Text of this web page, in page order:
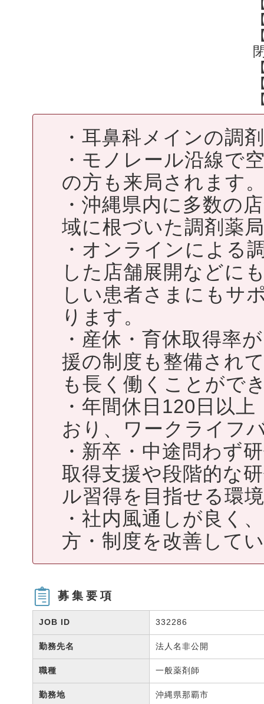
・耳鼻科メインの調
・モノレール沿線で
の方も来局されます
・沖縄県内に多数の
域に根づいた調剤薬
・オンラインによる
した店舗展開などに
しい患者さまにもサ
ります。
・産休・育休取得率
援の制度も整備され
も長く働くことがで
・年間休日120日以
おり、ワークライフ
・新卒・中途問わず
取得支援や段階的な
ル習得を目指せる環
・社内風通しが良く
方・制度を改善して
募集要項
JOB ID 332286
勤務先名 法人名非公開
職種 一般薬剤師
勤務地 沖縄県那覇市